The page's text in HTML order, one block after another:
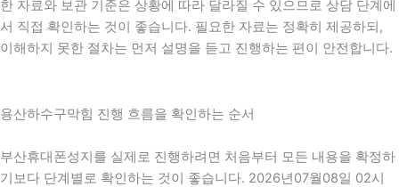
한 자료와 보관 기준은 상황에 따라 달라질 수 있으므로 상담 단계에
서 직접 확인하는 것이 좋습니다. 필요한 자료는 정확히 제공하되,
이해하지 못한 절차는 먼저 설명을 듣고 진행하는 편이 안전합니다.
용산하수구막힘 진행 흐름을 확인하는 순서
부산휴대폰성지를 실제로 진행하려면 처음부터 모든 내용을 확정하
기보다 단계별로 확인하는 것이 좋습니다. 2026년07월08일 02시